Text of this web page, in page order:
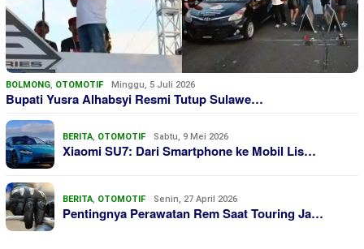
BOLMONG, OTOMOTIF Minggu, 5 Juli 2026
Bupati Yusra Alhabsyi Resmi Tutup Sulawe…
BERITA, OTOMOTIF Sabtu, 9 Mei 2026
Xiaomi SU7: Dari Smartphone ke Mobil Lis…
BERITA, OTOMOTIF Senin, 27 April 2026
Pentingnya Perawatan Rem Saat Touring Ja…